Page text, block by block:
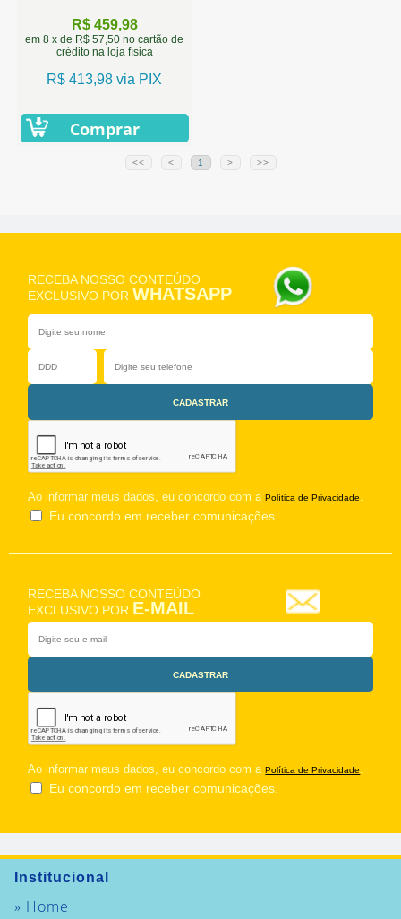
R$ 459,98
em 8 x de R$ 57,50 no cartão de
crédito na loja física
R$ 413,98 via PIX
Comprar
<< < 1 > >>
RECEBA NOSSO CONTEÚDO
EXCLUSIVO POR WHATSAPP
Ao informar meus dados, eu concordo com aPolítica de Privacidade.
Eu concordo em receber comunicações.
RECEBA NOSSO CONTEÚDO
EXCLUSIVO POR E-MAIL
Ao informar meus dados, eu concordo com aPolítica de Privacidade.
Eu concordo em receber comunicações.
Institucional
» Home